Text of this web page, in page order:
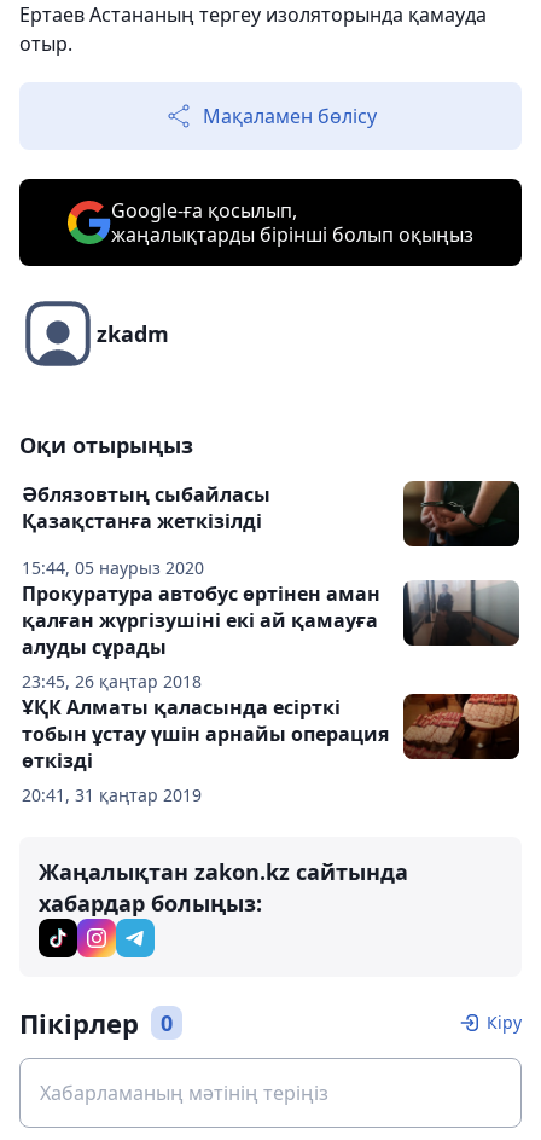
Ертаев Астананың тергеу изоляторында қамауда
отыр.
Мақаламен бөлісу
Google-ға қосылып,
жаңалықтарды бірінші болып оқыңыз
zkadm
Оқи отырыңыз
15:44, 05 наурыз 2020
Әблязовтың сыбайласы
Қазақстанға жеткізілді
23:45, 26 қаңтар 2018
Прокуратура автобус өртінен аман
қалған жүргізушіні екі ай қамауға
алуды сұрады
20:41, 31 қаңтар 2019
ҰҚК Алматы қаласында есірткі
тобын ұстау үшін арнайы операция
өткізді
Жаңалықтан zakon.kz сайтында
хабардар болыңыз:
Пікірлер 0 Кіру